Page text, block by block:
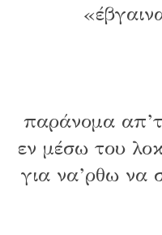
παράνομα
εν μέσω του
για να’ρθω να